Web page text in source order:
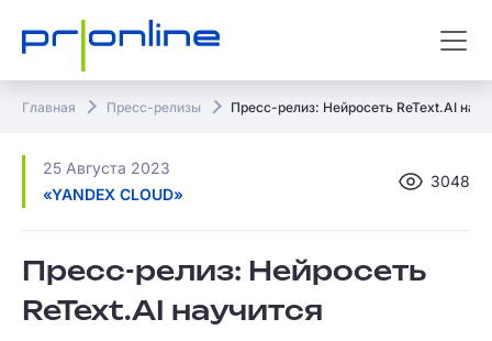
Главная Пресс-релизы Пресс-релиз: Нейросеть ReText.AI
25 Августа 2023
«YANDEX CLOUD»
3048
Пресс-релиз: Нейросеть
ReText.AI научится